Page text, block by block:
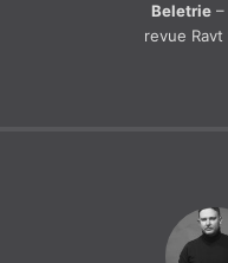
Beletrie–
revue Ravt